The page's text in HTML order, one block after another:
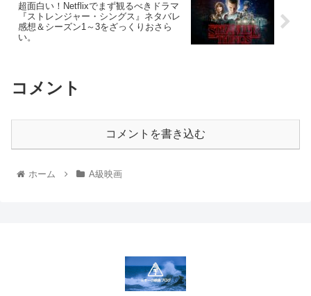
超面白い！Netflixでまず観るべきドラマ
『ストレンジャー・シングス』ネタバレ
感想＆シーズン1～3をざっくりおさら
い。
コメント
コメントを書き込む
ホーム A級映画